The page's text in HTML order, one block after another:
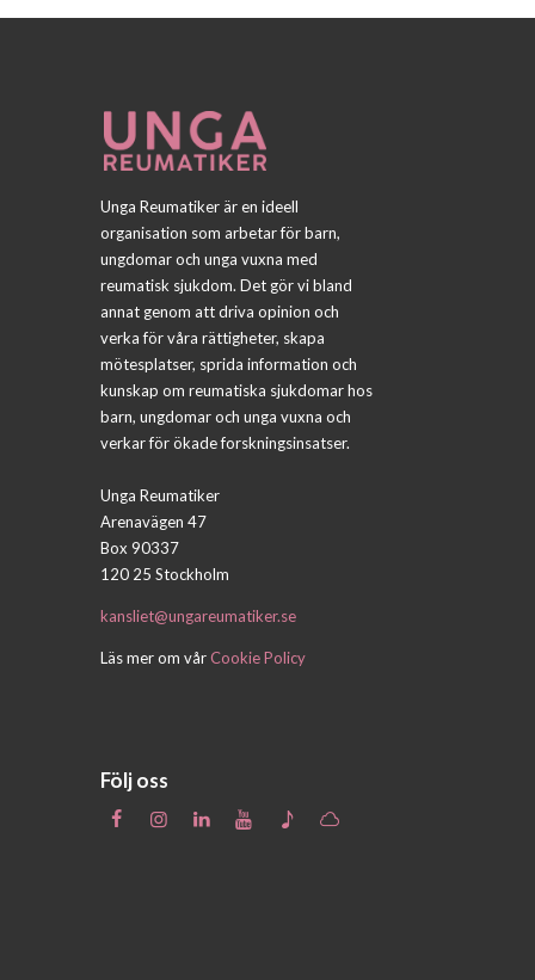
Unga Reumatiker är en ideell
organisation som arbetar för barn,
ungdomar och unga vuxna med
reumatisk sjukdom. Det gör vi bland
annat genom att driva opinion och
verka för våra rättigheter, skapa
mötesplatser, sprida information och
kunskap om reumatiska sjukdomar hos
barn, ungdomar och unga vuxna och
verkar för ökade forskningsinsatser.
Unga Reumatiker
Arenavägen 47
Box 90337
120 25 Stockholm
kansliet@ungareumatiker.se
Läs mer om vårCookie Policy
Följ oss